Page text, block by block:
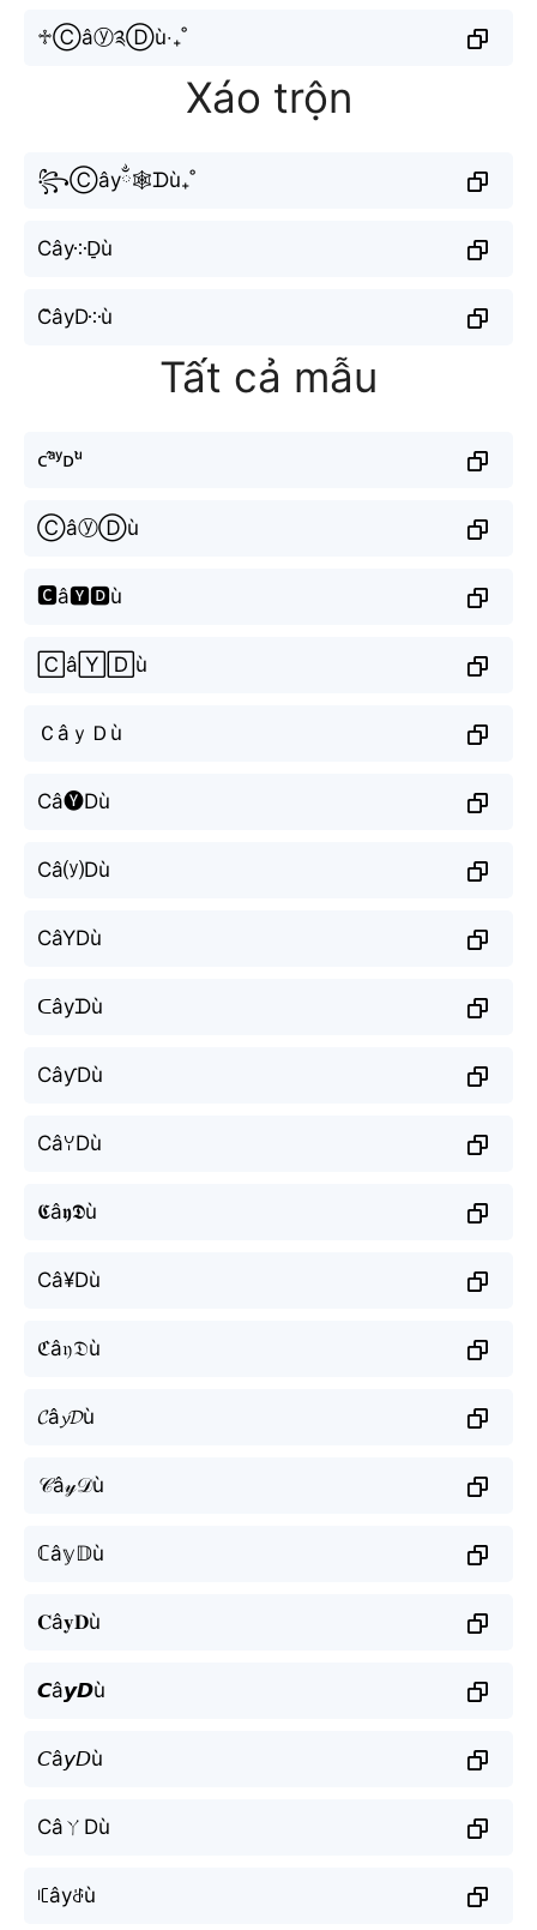
♱Ⓒâⓨ༉Ⓓù‧₊˚
Xáo trộn
꧂Ⓒâyྂ🕸ᗪù₊˚
Cây༶D̠ù
C̆âyD༶ù
Tất cả mẫu
ᴄᵃ̂ʸᴅᵘ̀
ⒸâⓨⒹù
🅲â🆈🅳ù
🄲â🅈🄳ù
ＣâｙＤù
Câ🅨Dù
Câ⒴Dù
CâYDù
ᑕâyᗪù
CâƴDù
CâꌩDù
𝕮â𝖞𝕯ù
Câ¥Dù
ℭâ𝔶𝔇ù
𝓒â𝔂𝓓ù
𝒞â𝓎𝒟ù
ℂâ𝕪𝔻ù
𝐂â𝐲𝐃ù
𝘾â𝙮𝘿ù
𝘊â𝘺𝘋ù
CâㄚDù
ꏸâyꁕù